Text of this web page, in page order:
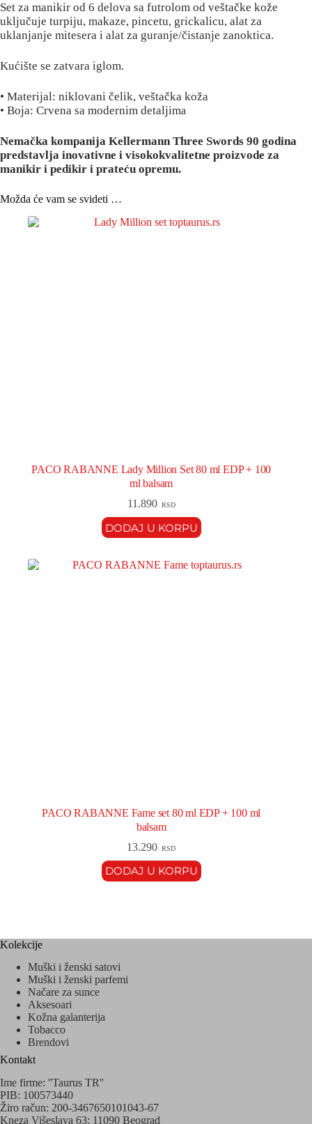
Set za manikir od 6 delova sa futrolom od veštačke kože
uključuje turpiju, makaze, pincetu, grickalicu, alat za
uklanjanje mitesera i alat za guranje/čistanje zanoktica.
Kućište se zatvara iglom.
• Materijal: niklovani čelik, veštačka koža
• Boja: Crvena sa modernim detaljima
Nemačka kompanija Kellermann Three Swords 90 godina
predstavlja inovativne i visokokvalitetne proizvode za
manikir i pedikir i prateću opremu.
Možda će vam se svideti …
PACO RABANNE Lady Million Set 80 ml EDP + 100
ml balsam
11.890 RSD
DODAJ U KORPU
PACO RABANNE Fame set 80 ml EDP + 100 ml
balsam
13.290 RSD
DODAJ U KORPU
Kolekcije
Muški i ženski satovi
Muški i ženski parfemi
Načare za sunce
Aksesoari
Kožna galanterija
Tobacco
Brendovi
Kontakt
Ime firme: ''Taurus TR''
PIB: 100573440
Žiro račun: 200-3467650101043-67
Kneza Višeslava 63; 11090 Beograd